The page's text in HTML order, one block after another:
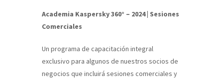
Academia Kaspersky 360° – 2024 | Sesiones
Comerciales
Un programa de capacitación integral
exclusivo para algunos de nuestros socios de
negocios que incluirá sesiones comerciales y